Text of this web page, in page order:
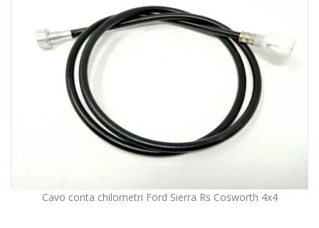
Cavo conta chilometri Ford Sierra Rs Cosworth 4x4